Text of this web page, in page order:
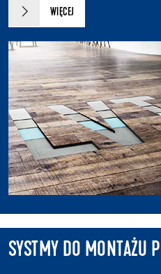
WIĘCEJ
SYSTMY DO MONTAŻU